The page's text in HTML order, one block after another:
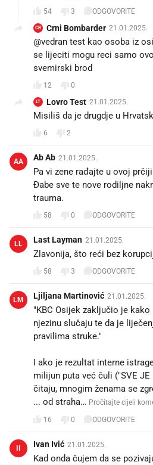
54 3 ODGOVORITE
CB Crni Bombarder 21.01.2025.
@vedran test kao osoba iz
se lijeciti mogu reci samo
svemirski brod
12 0
LT Lovro Test 21.01.2025.
Misiliš da je drugdje u
6 2
AA Ab Ab 21.01.2025.
Pa vi zene rađajte u ovoj
Ðabe sve te nove rodiljne
trauma.
58 0 ODGOVORITE
LL Last Layman 21.01.2025.
Zlavonija, što reći bez
58 3 ODGOVORITE
LM Ljiljana Martinović 21.01.2025.
"KBC Osijek zaključio je
njezinu slučaju te da je
pravilima struke."
I ako je rezultat interne
milijun puta već čuli ("SVE JE
čitaju, mnogim ženama se
... od straha… Pročitajte cijeli
16 0 ODGOVORITE
II Ivan Ivić 21.01.2025.
Kad onda čujem da se